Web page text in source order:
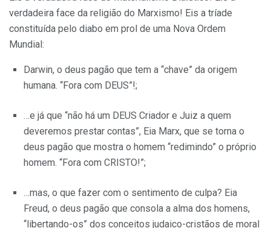
verdadeira face da religião do Marxismo! Eis a tríade
constituída pelo diabo em prol de uma Nova Ordem
Mundial:
Darwin, o deus pagão que tem a “chave” da origem
humana. “Fora com DEUS”!;
…e já que “não há um DEUS Criador e Juiz a quem
deveremos prestar contas”, Eia Marx, que se torna o
deus pagão que mostra o homem “redimindo” o próprio
homem. “Fora com CRISTO!”;
…mas, o que fazer com o sentimento de culpa? Eia
Freud, o deus pagão que consola a alma dos homens,
“libertando-os” dos conceitos judaico-cristãos de moral